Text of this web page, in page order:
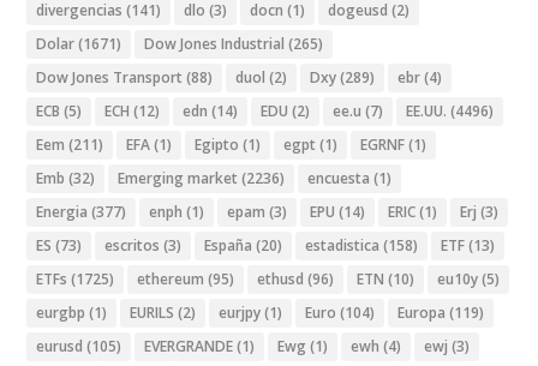
divergencias (141) dlo (3) docn (1) dogeusd (2)
Dolar(1671) Dow Jones Industrial (265)
Dow Jones Transport (88) duol (2) Dxy(289) ebr(4)
ECB (5) ECH (12) edn (14) EDU (2) ee.u (7) EE.UU. (4496)
Eem (211) EFA(1) Egipto (1) egpt (1) EGRNF(1)
Emb (32) Emerging market (2236) encuesta (1)
Energia (377) enph (1) epam (3) EPU (14) ERIC(1) Erj (3)
ES (73) escritos (3) España (20) estadistica (158) ETF(13)
ETFs (1725) ethereum (95) ethusd (96) ETN (10) eu10y(5)
eurgbp (1) EURILS (2) eurjpy(1) Euro (104) Europa (119)
eurusd (105) EVERGRANDE(1) Ewg (1) ewh (4) ewj (3)